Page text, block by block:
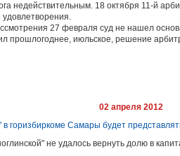
недействительным. 18 октября 11-й
27 февраля суд не нашел
прошлогоднее, июльское, решение
02 апреля 2012
горизбиркоме Самары будет
не удалось вернуть долю в